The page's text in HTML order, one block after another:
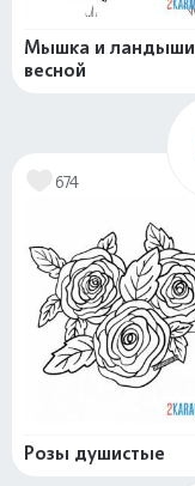
Мышка и ландыши
весной
674
Розы душистые